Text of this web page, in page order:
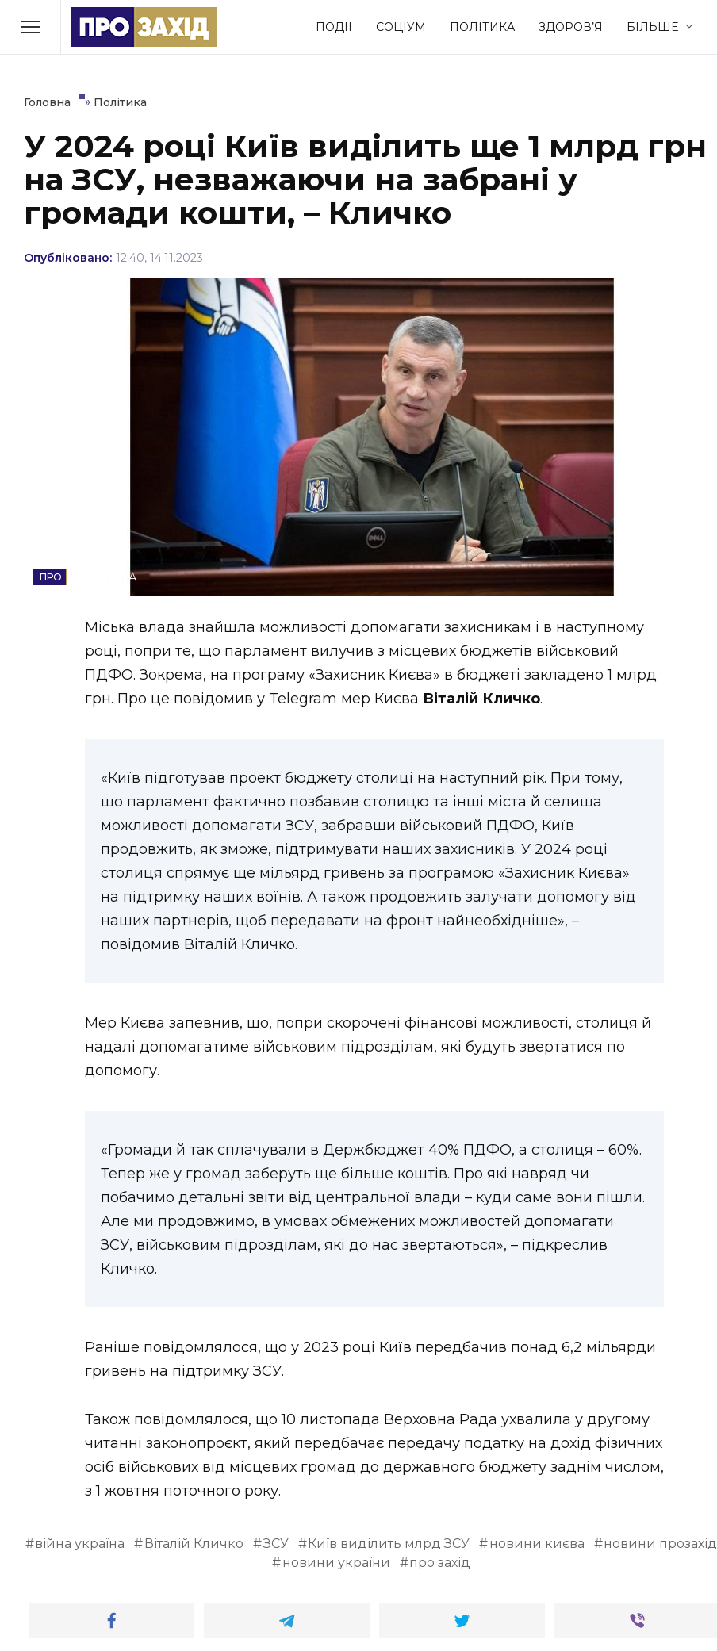
ПОДІЇ СОЦІУМ ПОЛІТИКА ЗДОРОВ’Я БІЛЬШЕ
РУБРИКИ
Економіка
Політика Соціум Спорт Стиль життя
Втрачений Ужгород
ЗАКАРПАТСЬКІ НОВИНИ
НОВИНИ ЗАХІДНОЇ УКРАЇНИ
Головна » Політика
У 2024 році Київ виділить ще 1 млрд грн
на ЗСУ, незважаючи на забрані у
громади кошти, – Кличко
Опубліковано: 12:40, 14.11.2023
ПОЛІТИКА
Міська влада знайшла можливості допомагати захисникам і в наступному
році, попри те, що парламент вилучив з місцевих бюджетів військовий
ПДФО. Зокрема, на програму «Захисник Києва» в бюджеті закладено 1 млрд
грн. Про це повідомив у Telegram мер Києва Віталій Кличко.
«Київ підготував проект бюджету столиці на наступний рік. При тому,
що парламент фактично позбавив столицю та інші міста й селища
можливості допомагати ЗСУ, забравши військовий ПДФО, Київ
продовжить, як зможе, підтримувати наших захисників. У 2024 році
столиця спрямує ще мільярд гривень за програмою «Захисник Києва»
на підтримку наших воїнів. А також продовжить залучати допомогу від
наших партнерів, щоб передавати на фронт найнеобхідніше», –
повідомив Віталій Кличко.
Мер Києва запевнив, що, попри скорочені фінансові можливості, столиця й
надалі допомагатиме військовим підрозділам, які будуть звертатися по
допомогу.
«Громади й так сплачували в Держбюджет 40% ПДФО, а столиця – 60%.
Тепер же у громад заберуть ще більше коштів. Про які навряд чи
побачимо детальні звіти від центральної влади – куди саме вони пішли.
Але ми продовжимо, в умовах обмежених можливостей допомагати
ЗСУ, військовим підрозділам, які до нас звертаються», – підкреслив
Кличко.
Раніше повідомлялося, що у 2023 році Київ передбачив понад 6,2 мільярди
гривень на підтримку ЗСУ.
Також повідомлялося, що 10 листопада Верховна Рада ухвалила у другому
читанні законопроєкт, який передбачає передачу податку на дохід фізичних
осіб військових від місцевих громад до державного бюджету заднім числом,
з 1 жовтня поточного року.
війна україна Віталій Кличко ЗСУ Київ виділить млрд ЗСУ новини києва
новини прозахід
новини україни
про захід